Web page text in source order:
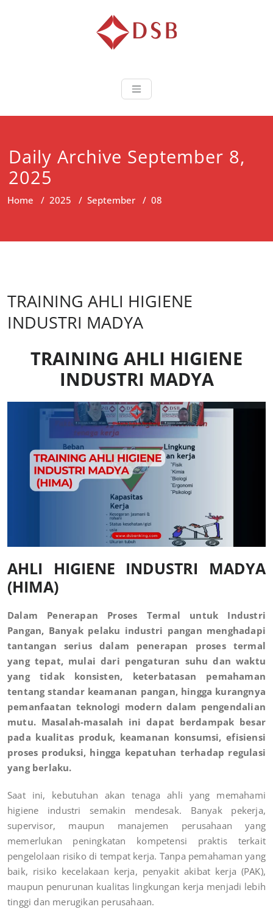
Diorama
Daily Archive September 8,
2025
Home / 2025 / September / 08
TRAINING AHLI HIGIENE
INDUSTRI MADYA
TRAINING AHLI HIGIENE
INDUSTRI MADYA
AHLI HIGIENE INDUSTRI MADYA
(HIMA)
Dalam Penerapan Proses Termal untuk Industri
Pangan, Banyak pelaku industri pangan menghadapi
tantangan serius dalam penerapan proses termal
yang tepat, mulai dari pengaturan suhu dan waktu
yang tidak konsisten, keterbatasan pemahaman
tentang standar keamanan pangan, hingga kurangnya
pemanfaatan teknologi modern dalam pengendalian
mutu. Masalah-masalah ini dapat berdampak besar
pada kualitas produk, keamanan konsumsi, efisiensi
proses produksi, hingga kepatuhan terhadap regulasi
yang berlaku.
Saat ini, kebutuhan akan tenaga ahli yang memahami
higiene industri semakin mendesak. Banyak pekerja,
supervisor, maupun manajemen perusahaan yang
memerlukan peningkatan kompetensi praktis terkait
pengelolaan risiko di tempat kerja. Tanpa pemahaman yang
baik, risiko kecelakaan kerja, penyakit akibat kerja (PAK),
maupun penurunan kualitas lingkungan kerja menjadi lebih
tinggi dan merugikan perusahaan.